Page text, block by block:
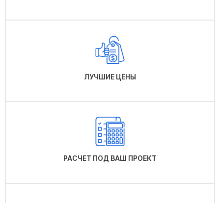
ЛУЧШИЕ ЦЕНЫ
РАСЧЕТ ПОД ВАШ ПРОЕКТ